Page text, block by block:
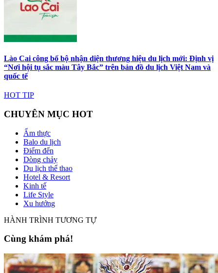
Lào Cai công bố bộ nhận diện thương hiệu du lịch mới: Định vị
“Nơi hội tụ sắc màu Tây Bắc” trên bản đồ du lịch Việt Nam và
quốc tế
HOT TIP
CHUYÊN MỤC HOT
Ẩm thực
Balo du lịch
Điểm đến
Dòng chảy
Du lịch thể thao
Hotel & Resort
Kinh tế
Life Style
Xu hướng
HÀNH TRÌNH TƯƠNG TỰ
Cùng khám phá!